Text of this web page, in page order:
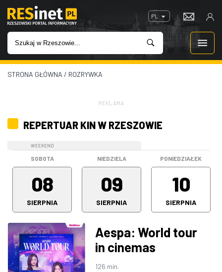
PL
WIADOMOŚCI
IMPREZY
ROZRYWKA
W KINACH
GASTRONOMIA
ZDJĘCIA
W RZESZOWIE
STRONA GŁÓWNA / ROZRYWKA
REKLAMA
REPERTUAR KIN W RZESZOWIE
WEEKEND
SOBOTA
08
SIERPNIA
NIEDZIELA
09
SIERPNIA
PONIEDZIAŁEK
10
SIERPNIA
Aespa: World tour
in cinemas
126 min.